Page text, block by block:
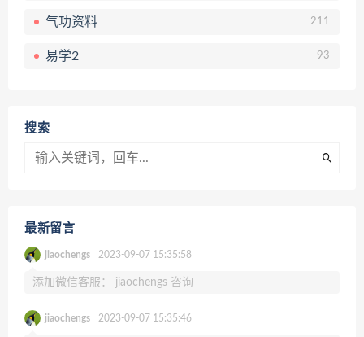
气功资料 211
易学2 93
搜索
最新留言
jiaochengs 2023-09-07 15:35:58
添加微信客服： jiaochengs 咨询
jiaochengs 2023-09-07 15:35:46